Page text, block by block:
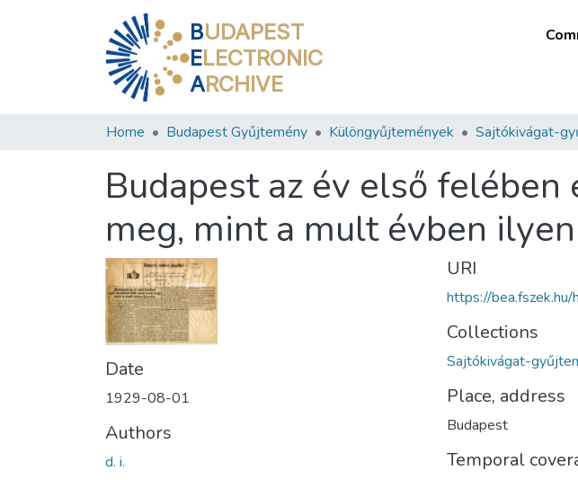
BUDAPEST
ELECTRONIC
ARCHIVE
Home Budapest Gyűjtemény Különgyűjtemények Sajtókivágat-
Budapest az év első
meg, mint a mult évben
Date
1929-08-01
Authors
d. i.
URI
https://
Collections
Sajtókivágat-
Place, address
Budapest
Temporal